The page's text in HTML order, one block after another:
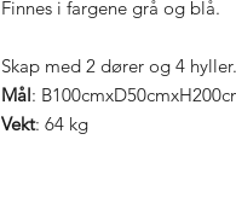
Finnes i fargene grå og blå.
Skap med 2 dører og 4
Mål:
Vekt: 64 kg